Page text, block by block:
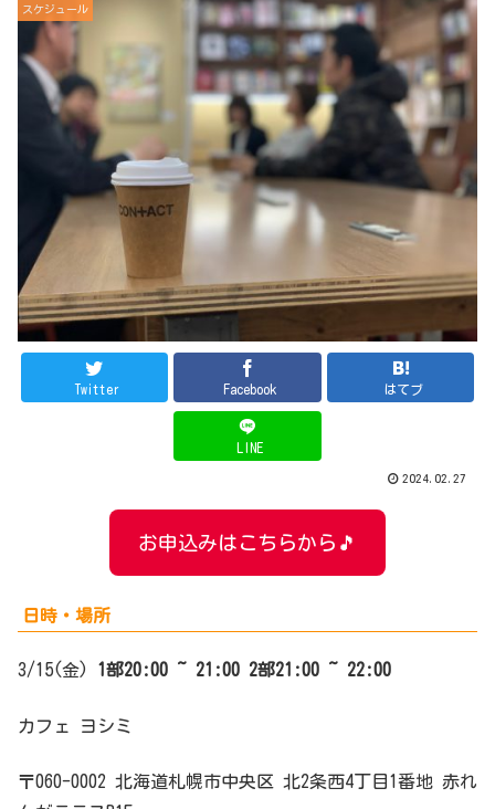
スケジュール
Twitter Facebook はてブ
LINE
2024.02.27
お申込みはこちらから🎵
日時・場所
3/15(金) 1部20:00 ~ 21:00 2部21:00 ~ 22:00
カフェ ヨシミ
〒060-0002 北海道札幌市中央区 北2条西4丁目1番地 赤れ